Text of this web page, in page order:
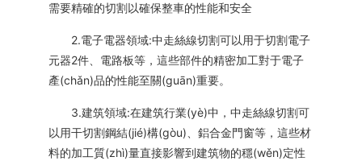
需要精確的切割以確保整車的性能和安全
2.電子電器領域:中走絲線切割可以用于切割電子
元器2件、電路板等，這些部件的精密加工對于電子
產(chǎn)品的性能至關(guān)重要。
3.建筑領域:在建筑行業(yè)中，中走絲線切割可
以用干切割鋼結(jié)構(gòu)、鋁合金門窗等，這些材
料的加工質(zhì)量直接影響到建筑物的穩(wěn)定性